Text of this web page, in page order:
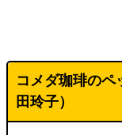
コメダ珈琲のペ
田玲子）